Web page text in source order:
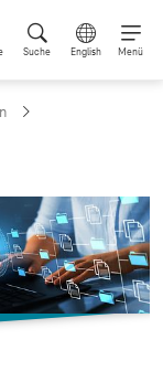
Suche English Menü